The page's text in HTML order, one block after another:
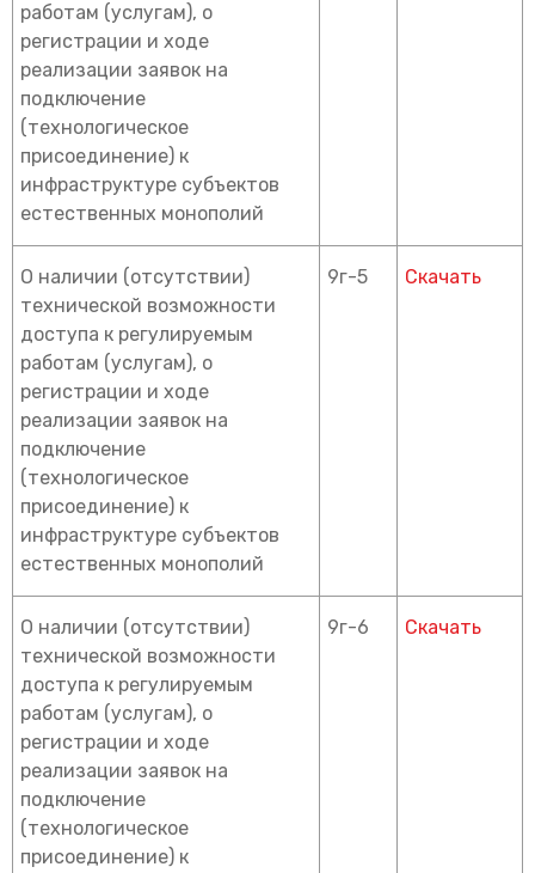
работам (услугам), о
регистрации и ходе
реализации заявок на
подключение
(технологическое
присоединение) к
инфраструктуре субъектов
естественных монополий
О наличии (отсутствии)
технической возможности
доступа к регулируемым
работам (услугам), о
регистрации и ходе
реализации заявок на
подключение
(технологическое
присоединение) к
инфраструктуре субъектов
естественных монополий
9г-5 Скачать
О наличии (отсутствии)
технической возможности
доступа к регулируемым
работам (услугам), о
регистрации и ходе
реализации заявок на
подключение
(технологическое
присоединение) к
9г-6 Скачать